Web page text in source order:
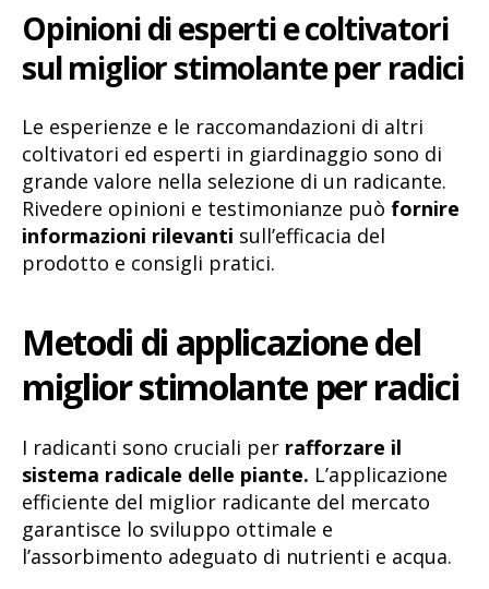
Opinioni di esperti e coltivatori
sul miglior stimolante per radici
Le esperienze e le raccomandazioni di altri
coltivatori ed esperti in giardinaggio sono di
grande valore nella selezione di un radicante.
Rivedere opinioni e testimonianze può fornire
informazioni rilevanti sull’efficacia del
prodotto e consigli pratici.
Metodi di applicazione del
miglior stimolante per radici
I radicanti sono cruciali per rafforzare il
sistema radicale delle piante. L’applicazione
efficiente del miglior radicante del mercato
garantisce lo sviluppo ottimale e
l’assorbimento adeguato di nutrienti e acqua.